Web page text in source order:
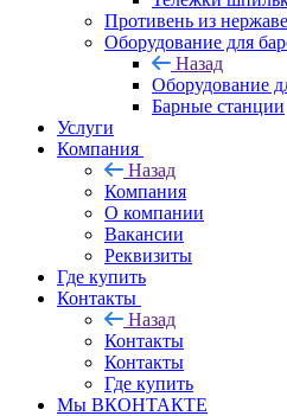
Противень из
Оборудование для
Назад
Оборудование
Барные станции
Услуги
Компания
Назад
Компания
О компании
Вакансии
Реквизиты
Где купить
Контакты
Назад
Контакты
Контакты
Где купить
Мы ВКОНТАКТЕ